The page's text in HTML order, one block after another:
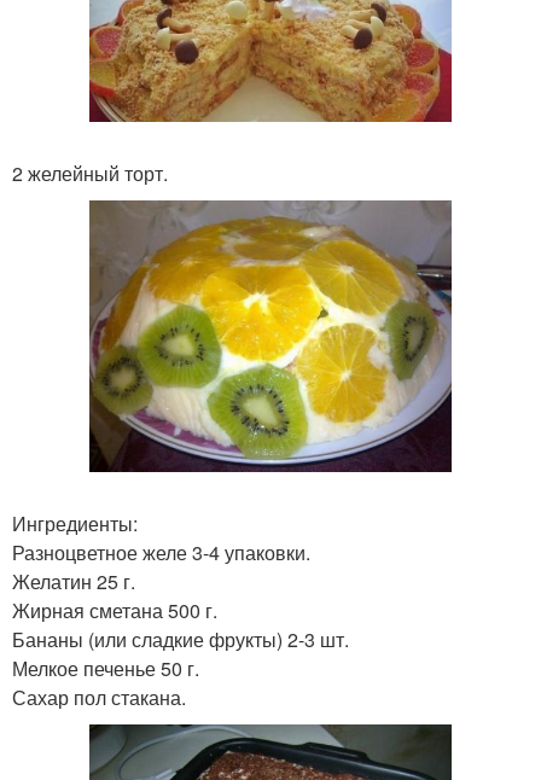
2 желейный торт.
Ингредиенты:
Разноцветное желе 3-4 упаковки.
Желатин 25 г.
Жирная сметана 500 г.
Бананы (или сладкие фрукты) 2-3 шт.
Мелкое печенье 50 г.
Сахар пол стакана.